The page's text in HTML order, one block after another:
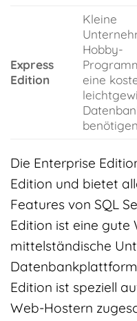
Express
Edition
Kleine
Hobby-
eine
Die Enterprise
Edition und bietet
Features von SQL
Edition ist eine gute
mittelständische
Edition ist speziell
Web-Hostern